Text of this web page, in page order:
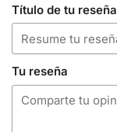
Título de tu reseña
Tu reseña